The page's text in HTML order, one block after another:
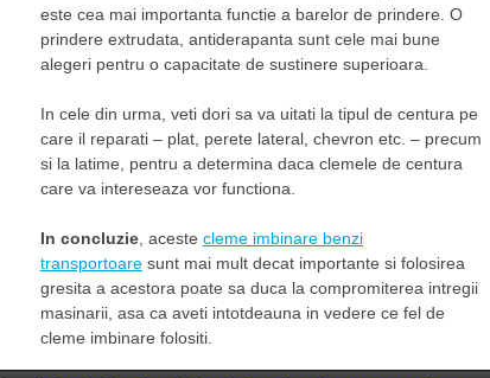
este cea mai importanta functie a barelor de prindere. O
prindere extrudata, antiderapanta sunt cele mai bune
alegeri pentru o capacitate de sustinere superioara.
In cele din urma, veti dori sa va uitati la tipul de centura pe
care il reparati – plat, perete lateral, chevron etc. – precum
si la latime, pentru a determina daca clemele de centura
care va intereseaza vor functiona.
In concluzie, aceste cleme imbinare benzi
transportoaresunt mai mult decat importante si folosirea
gresita a acestora poate sa duca la compromiterea intregii
masinarii, asa ca aveti intotdeauna in vedere ce fel de
cleme imbinare folositi.